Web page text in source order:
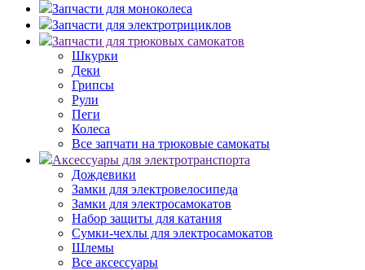
Запчасти для моноколеса
Запчасти для электротрициклов
Запчасти для трюковых самокатов
Шкурки
Деки
Грипсы
Рули
Пеги
Колеса
Все запчати на трюковые самокаты
Аксессуары для электротранспорта
Дождевики
Замки для электровелосипеда
Замки для электросамокатов
Набор защиты для катания
Сумки-чехлы для электросамокатов
Шлемы
Все аксессуары